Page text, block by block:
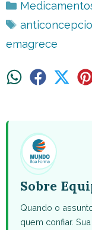
Categorias
Tags
emagrece
ShareShare
Sobre
Quando o
quem confiar.